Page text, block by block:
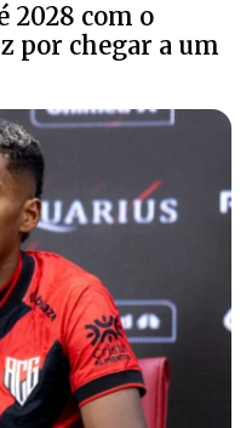
2028 com o
por chegar a um